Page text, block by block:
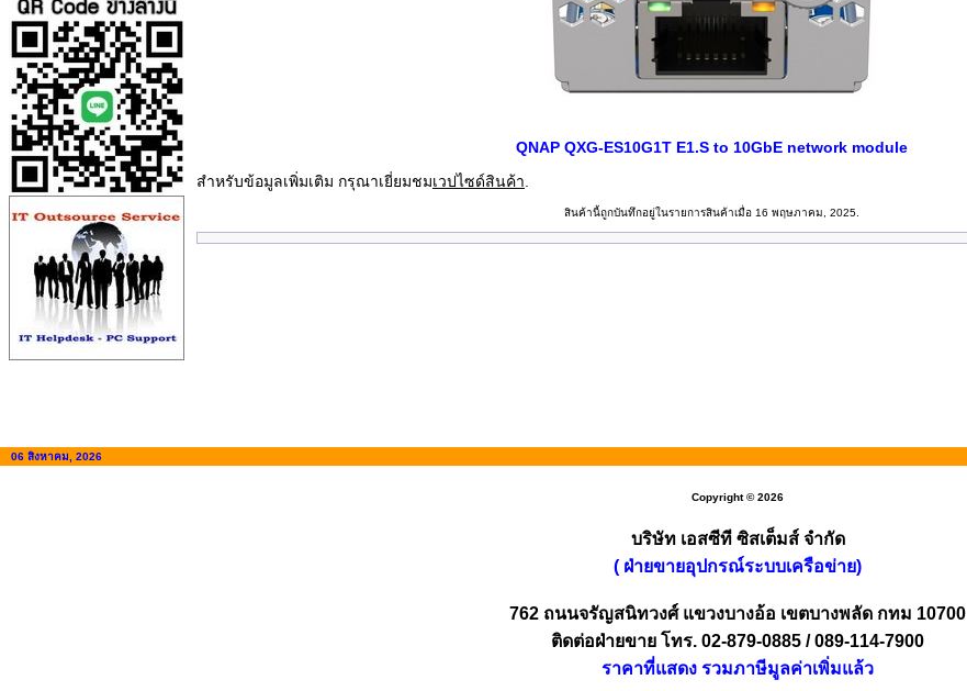
QNAP QXG-ES10G1T E1.S to 10GbE network module
สำหรับข้อมูลเพิ่มเติม กรุณาเยี่ยมชมเวปไซด์สินค้า
สินค้านี้ถูกบันทึกอยู่ในรายการสินค้าเมื่อ 16 พฤษภาคม, 2025.
06 สิงหาคม, 2026
Copyright © 2026
บริษัท เอสซีที ซิสเต็มส์ จำกัด
( ฝ่ายขายอุปกรณ์ระบบเครือข่าย)
762 ถนนจรัญสนิทวงศ์ แขวงบางอ้อ เขตบางพลัด กทม 10700
ติดต่อฝ่ายขาย โทร. 02-879-0885 / 089-114-7900
ราคาที่แสดง รวมภาษีมูลค่าเพิ่มแล้ว